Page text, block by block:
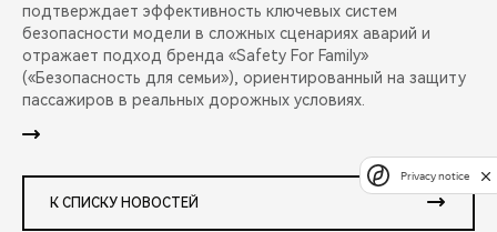
подтверждает эффективность ключевых систем
безопасности модели в сложных сценариях аварий и
отражает подход бренда «Safety For Family»
(«Безопасность для семьи»), ориентированный на защиту
пассажиров в реальных дорожных условиях.
К СПИСКУ НОВОСТЕЙ
Privacy notice